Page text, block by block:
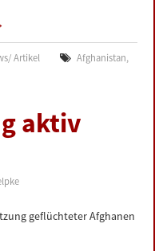
Artikel Afghanistan,
aktiv
geflüchteter Afghanen